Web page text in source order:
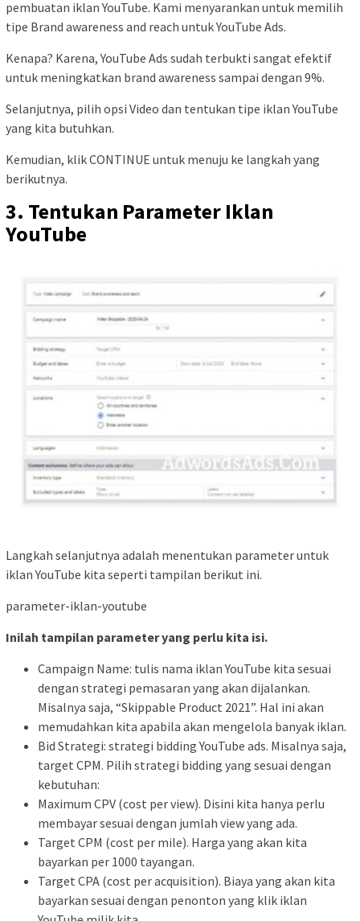
pembuatan iklan YouTube. Kami menyarankan untuk memilih
tipe Brand awareness and reach untuk YouTube Ads.
Kenapa? Karena, YouTube Ads sudah terbukti sangat efektif
untuk meningkatkan brand awareness sampai dengan 9%.
Selanjutnya, pilih opsi Video dan tentukan tipe iklan YouTube
yang kita butuhkan.
Kemudian, klik CONTINUE untuk menuju ke langkah yang
berikutnya.
3. Tentukan Parameter Iklan
YouTube
Langkah selanjutnya adalah menentukan parameter untuk
iklan YouTube kita seperti tampilan berikut ini.
parameter-iklan-youtube
Inilah tampilan parameter yang perlu kita isi.
Campaign Name: tulis nama iklan YouTube kita sesuai
dengan strategi pemasaran yang akan dijalankan.
Misalnya saja, “Skippable Product 2021”. Hal ini akan
memudahkan kita apabila akan mengelola banyak iklan.
Bid Strategi: strategi bidding YouTube ads. Misalnya saja,
target CPM. Pilih strategi bidding yang sesuai dengan
kebutuhan:
Maximum CPV (cost per view). Disini kita hanya perlu
membayar sesuai dengan jumlah view yang ada.
Target CPM (cost per mile). Harga yang akan kita
bayarkan per 1000 tayangan.
Target CPA (cost per acquisition). Biaya yang akan kita
bayarkan sesuai dengan penonton yang klik iklan